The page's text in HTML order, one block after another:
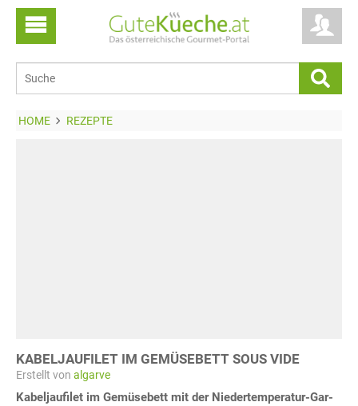
HOME REZEPTE
KABELJAUFILET IM GEMÜSEBETT SOUS VIDE
Erstellt von algarve
Kabeljaufilet im Gemüsebett mit der Niedertemperatur-Gar-